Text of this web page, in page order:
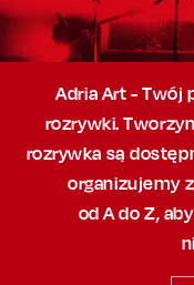
Adria Art - Twój
rozrywki.
rozrywka są
organizujemy
od A do Z, aby